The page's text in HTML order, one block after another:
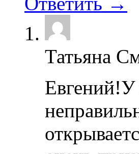
Татьяна